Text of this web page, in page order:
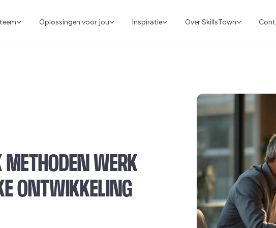
Oplossingen voor jou Inspiratie Over SkillsTown
METHODEN WERK
ONTWIKKELING